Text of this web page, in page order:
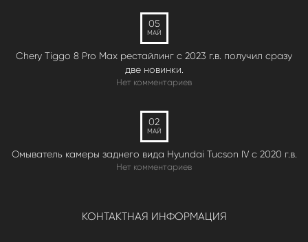
05
МАЙ
Chery Tiggo 8 Pro Max рестайлинг с 2023 г.в. получил сразу
две новинки.
Нет комментариев
02
МАЙ
Омыватель камеры заднего вида Hyundai Tucson IV c 2020 г.в.
Нет комментариев
КОНТАКТНАЯ ИНФОРМАЦИЯ